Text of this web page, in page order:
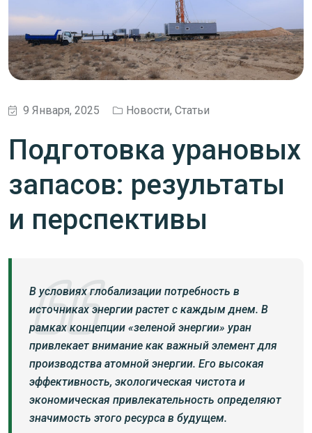
9 Января, 2025 Новости, Статьи
Подготовка урановых
запасов: результаты
и перспективы
В условиях глобализации потребность в
источниках энергии растет с каждым днем. В
рамках концепции «зеленой энергии» уран
привлекает внимание как важный элемент для
производства атомной энергии. Его высокая
эффективность, экологическая чистота и
экономическая привлекательность определяют
значимость этого ресурса в будущем.